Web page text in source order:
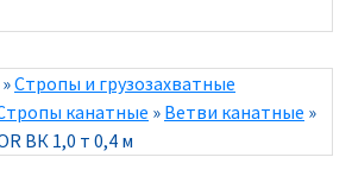
»Стропы и грузозахватные
канатные » Ветви канатные »
ВК 1,0 т 0,4 м